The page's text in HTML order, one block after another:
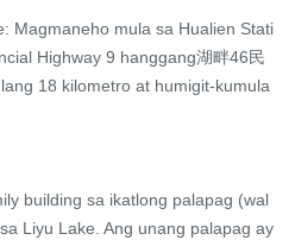
Magmaneho mula sa Hualien Stati
Highway 9 hanggang湖畔46民
18 kilometro at humigit-kumula
Liyu Lake. Ang unang palapag ay